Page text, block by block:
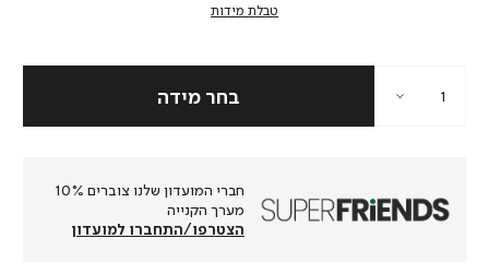
טבלת מידות
חברי המועדון שלנו צוברים 10%
מערך הקנייה
הצטרפו/התחברו למועדון